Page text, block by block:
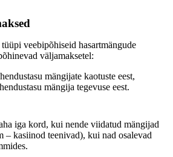
veebipõhiseid hasartmängude
väljamaksetel:
mängijate kaotuste eest,
mängija tegevuse eest.
iga kord, kui nende viidatud mängijad
– kasiinod teenivad), kui nad osalevad